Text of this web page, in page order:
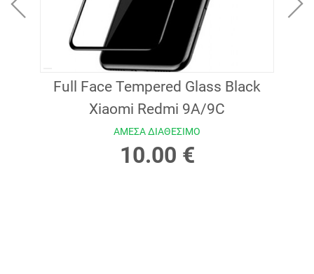
Full Face Tempered Glass Black
Xiaomi Redmi 9A/9C
ΑΜΕΣΑ ΔΙΑΘΕΣΙΜΟ
10.00 €